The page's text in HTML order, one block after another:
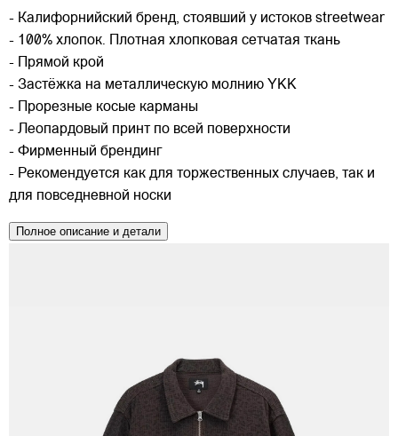
- Калифорнийский бренд, стоявший у истоков streetwear
- 100% хлопок. Плотная хлопковая сетчатая ткань
- Прямой крой
- Застёжка на металлическую молнию YKK
- Прорезные косые карманы
- Леопардовый принт по всей поверхности
- Фирменный брендинг
- Рекомендуется как для торжественных случаев, так и
для повседневной носки
Полное описание и детали